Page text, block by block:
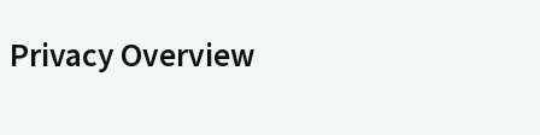
Privacy Overview